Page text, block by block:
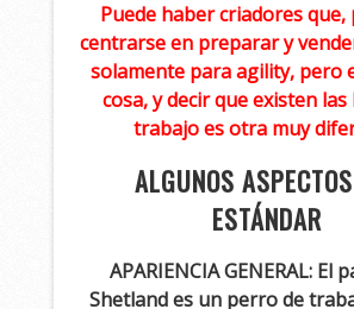
Puede haber criadores
centrarse en preparar y
solamente para agility, pero
cosa, y decir que existen las
trabajo es otra muy
ALGUNOS
ESTÁNDAR
APARIENCIA GENERAL: El
Shetland es un perro de